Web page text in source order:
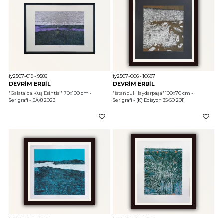
iy2507-019 - 9586
DEVRİM ERBİL
"Galata'da Kuş Esintisi" 70x100 cm -
Serigrafi - EA/8 2023
iy2507-006 - 10697
DEVRİM ERBİL
"İstanbul Haydarpaşa" 100x70 cm -
Serigrafi - (K) Edisyon 35/50 2011